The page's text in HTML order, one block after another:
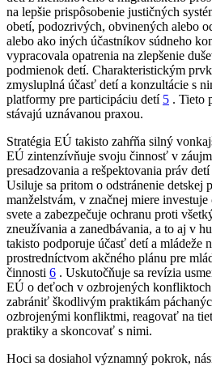
na lepšie prispôsobenie justičných
obetí, podozrivých, obvinených alebo
alebo ako iných účastníkov súdneho
vypracovala opatrenia na zlepšenie
podmienok detí. Charakteristickým
zmysluplná účasť detí a konzultácie s
platformy pre participáciu detí 5 . Tieto
stávajú uznávanou praxou.
Stratégia EÚ takisto zahŕňa silný
EÚ zintenzívňuje svoju činnosť v
presadzovania a rešpektovania práv
Usiluje sa pritom o odstránenie detskej
manželstvám, v značnej miere
svete a zabezpečuje ochranu proti
zneužívania a zanedbávania, a to aj v
takisto podporuje účasť detí a mládeže
prostredníctvom akčného plánu pre
činnosti 6 . Uskutočňuje sa revízia
EÚ o deťoch v ozbrojených konfliktoch
zabrániť škodlivým praktikám
ozbrojenými konfliktmi, reagovať na
praktiky a skoncovať s nimi.
Hoci sa dosiahol významný pokrok,